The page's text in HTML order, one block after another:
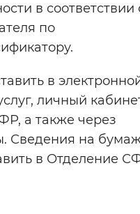
в соответствии
по
в
личный
а также через
Сведения на
в Отделение